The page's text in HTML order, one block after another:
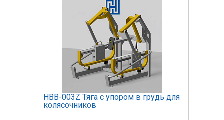
НВВ-003Z Тяга с упором в грудь для
колясочников